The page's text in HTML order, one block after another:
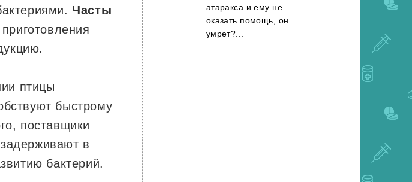
Часты
птицы
быстрому
поставщики
в
бактерий.
атаракса и ему не
оказать помощь, он
умрет?...